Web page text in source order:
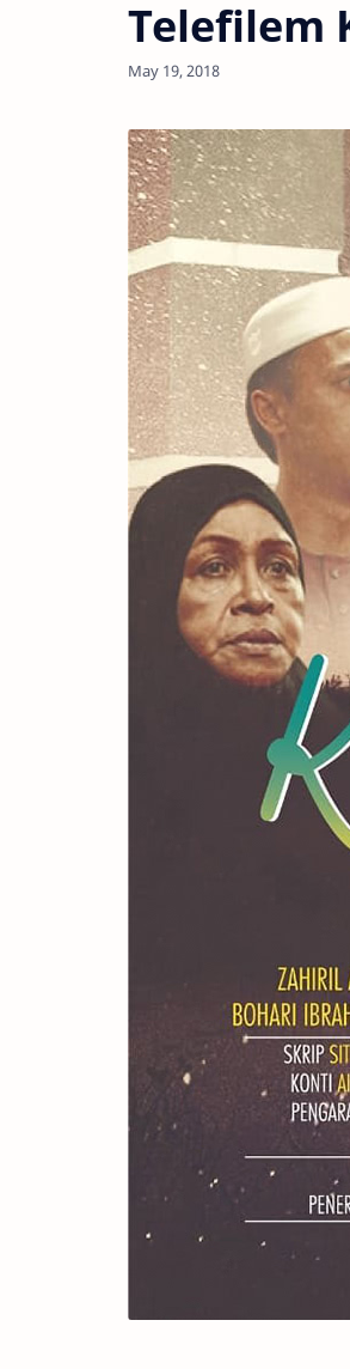
Telefilem